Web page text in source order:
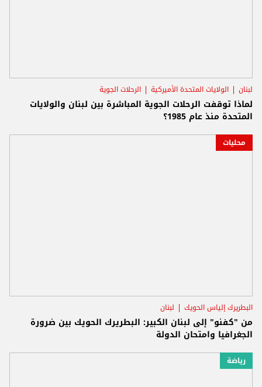
لبنان الولايات المتحدة الأميركية الرحلات الجوية
لماذا توقفت الرحلات الجوية المباشرة بين لبنان والولايات
المتحدة منذ عام 1985؟
محليات
البطريرك إلياس الحويك لبنان
من "كفنو" إلى لبنان الكبير: البطريرك الحويك بين ضرورة
الجغرافيا وامتحان الدولة
رياضة